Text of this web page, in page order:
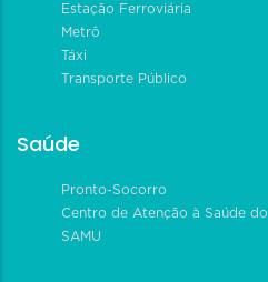
Estação Ferroviária
Metrô
Táxi
Transporte Público
Saúde
Pronto-Socorro
Centro de Atenção à Saúde
SAMU